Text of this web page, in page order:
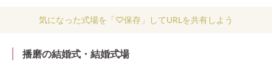
気になった式場を「♡保存」してURLを共有しよう
播磨の結婚式・結婚式場